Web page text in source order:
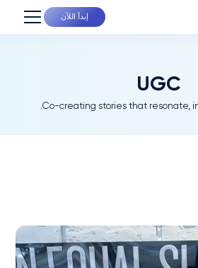
إبدأ اللآن
UGC
Co-creating stories that resonate,